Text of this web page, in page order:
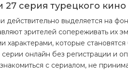
серия турецкого
выделяется на
зрителей сопереживать их
характерами, которые
онлайн без регистрации и
с сериалом, не